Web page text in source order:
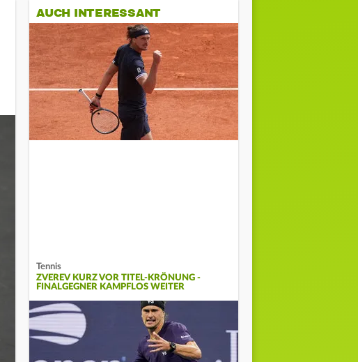
AUCH INTERESSANT
Tennis
ZVEREV KURZ VOR TITEL-KRÖNUNG -
FINALGEGNER KAMPFLOS WEITER